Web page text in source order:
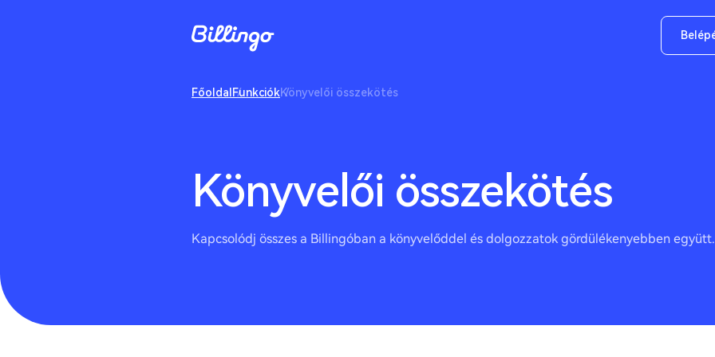
Főoldal FunkciókKönyvelői összekötés
Könyvelői összekötés
Kapcsolódj összes a Billingóban a könyvelőddel és dolgozzatok gördülékenyebben együtt.